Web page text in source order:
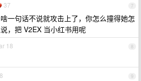
7
37
一句话不说就攻击上了，你怎么撞得她怎
，把 V2EX 当小红书用呢
8
18
9